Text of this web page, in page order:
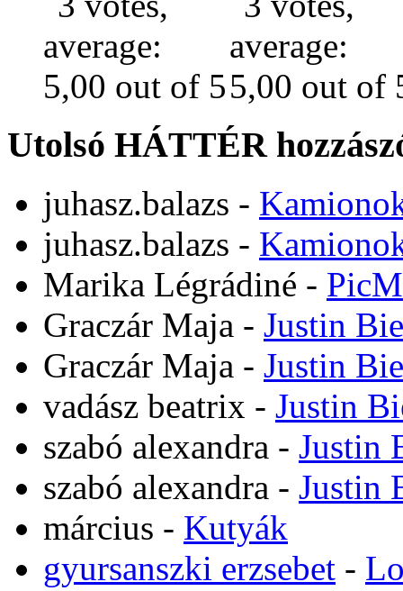
Utolsó HÁTTÉR
juhasz.balazs -
juhasz.balazs -
Marika Légrádiné -
Graczár Maja - Justin
Graczár Maja - Justin
vadász beatrix - Justin
szabó alexandra - Justin
szabó alexandra - Justin
március - Kutyák
gyursanszki erzsebet -